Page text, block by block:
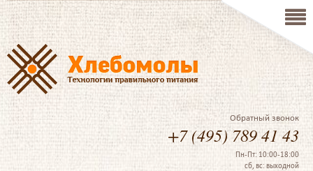
Обратный звонок
+7 (495) 789 41 43
Пн-Пт: 10:00-18:00
сб, вс: выходной